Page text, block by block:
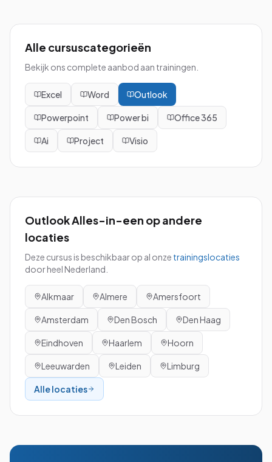
Alle cursuscategorieën
Bekijk ons complete aanbod aan trainingen.
Excel Word Outlook
Powerpoint Power bi Office 365
Ai Project Visio
Outlook Alles-in-een op andere
locaties
Deze cursus is beschikbaar op al onze trainingslocaties
door heel Nederland.
Alkmaar Almere Amersfoort
Amsterdam Den Bosch Den Haag
Eindhoven Haarlem Hoorn
Leeuwarden Leiden Limburg
Alle locaties